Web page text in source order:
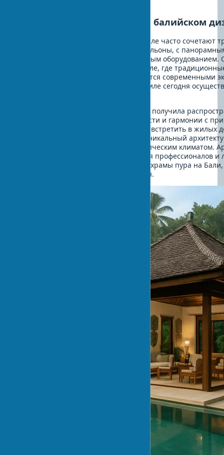
Инновации в современном балийском
Современные виллы в балийском стиле часто сочетают
как высокие крыши и открытые павильоны, с
инфинити и современным инженерным оборудованием.
приобрели эко-дома в балийском стиле, где
вентиляции и охлаждения дополняются современными
Строительство домов в балийском стиле сегодня
Современная балийская архитектура получила
острова благодаря своей экологичности и гармонии с
интерьера в балийском стиле можно встретить в жилых
и СПА-центрах по всему миру. Этот уникальный
в регионах с тропическим и субтропическим климатом.
стали популярным направлением для профессионалов и
желающих увидеть как аутентичные храмы пура на
интерпретации традиционного стиля.